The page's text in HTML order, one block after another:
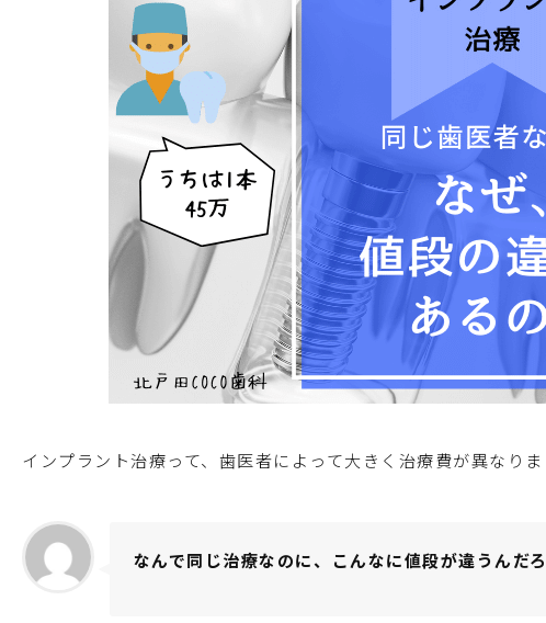
インプラント治療って、歯医者によって大きく治療費が異なり
なんで同じ治療なのに、こんなに値段が違うんだ